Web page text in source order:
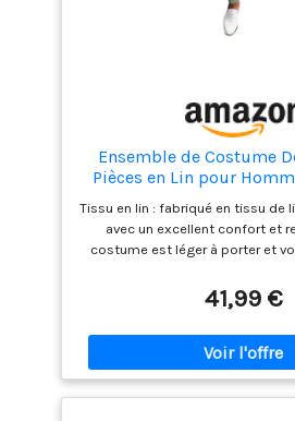
Ensemble de Costume
Pièces en Lin pour
Bouton, Veste et Pantalon
D'Année, Fête de
Confortable et
Tissu en lin : fabriqué en tissu de
avec un excellent confort et
costume est léger à porter et
pas facile à perforer et à
Occasions : convient pour
que les réunions d'affaires, les
les banquets, les célébrations et
polyvalent et élégant, parfait
parfait pour votre ami, père,
41,99 €